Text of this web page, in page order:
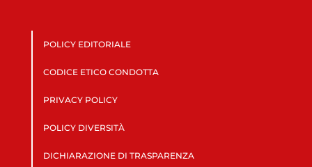
POLICY EDITORIALE
CODICE ETICO CONDOTTA
PRIVACY POLICY
POLICY DIVERSITÀ
DICHIARAZIONE DI TRASPARENZA